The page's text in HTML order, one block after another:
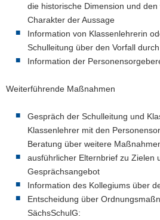
die historische Dimension und
Charakter der Aussage
Information von Klassenlehrerin
Schulleitung über den Vorfall
Information der
Weiterführende Maßnahmen
Gespräch der Schulleitung und
Klassenlehrer mit den
Beratung über weitere
ausführlicher Elternbrief zu Zielen
Gesprächsangebot
Information des Kollegiums über
Entscheidung über
SächsSchulG: